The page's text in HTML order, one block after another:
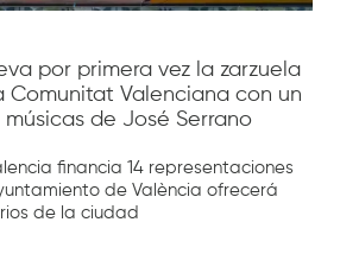
por primera vez la zarzuela
Comunitat Valenciana con un
de José Serrano
financia 14 representaciones
de València ofrecerá
de la ciudad